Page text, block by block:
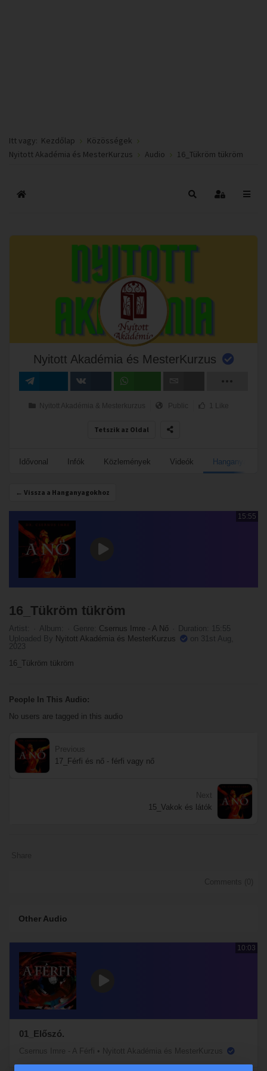
Itt vagy: Kezdőlap
Közösségek
Nyitott Akadémia és MesterKurzus
Audio 16_Tükröm tükröm
Főoldal Keresés
Nyitott Akadémia és MesterKurzus
Nyitott Akadémia & Mesterkurzus Public 1 Like
Tetszik az Oldal
Idővonal Infók Közlemények Videók Hanganyagok
← Vissza a Hanganyagokhoz
15:55
16_Tükröm tükröm
Artist: Album: Genre: Csernus Imre - A Nő
Duration: 15:55
Uploaded By Nyitott Akadémia és MesterKurzus
on 31st Aug,
2023
16_Tükröm tükröm
People In This Audio:
No users are tagged in this audio
Previous
17_Férfi és nő - férfi vagy nő
Next
15_Vakok és látók
Other Audio
10:03
01_Előszó.
Csernus Imre - A Férfi • Nyitott Akadémia és MesterKurzus